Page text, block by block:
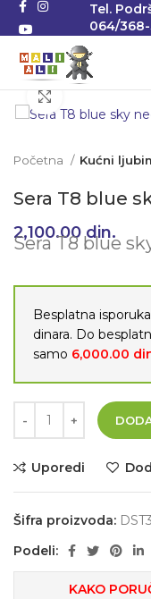
Tel.
064/368-
Početna Kućni
Sera T8 blue
2,100.00din.
Sera T8 blue
Besplatna
dinara. Do
samo 6,000.00
Uporedi
Šifra proizvoda:
Podeli:
KAKO